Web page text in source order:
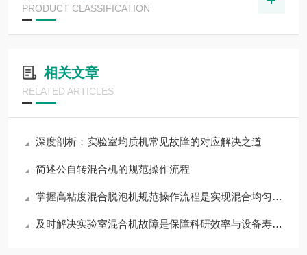
PRODUCT CLASSIFICATION
相关文章
RELATED ARTICLES
深度剖析：实验室均质机常见故障的对应解决之道
简述公自转混合机的规范操作流程
掌握高粘度混合脱泡机规范操作流程是实现混合均匀的关键保障
及时解决实验室混合机故障是保障科研效率与设备寿命的关键